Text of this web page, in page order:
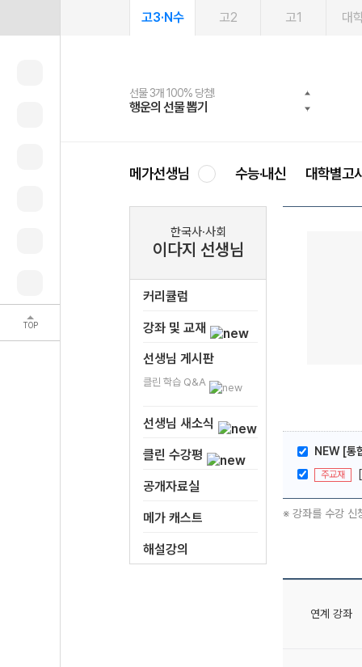
TOP
고3·N수 고2 고1 대
선물 3개 100% 당첨!
행운의 선물 뽑기
선물 100% 증정!
메가스터디 X 올리브
여름방학 스터디 캐시백
메가런 썸머스쿨
2027 러셀 단과
강사 공개선발
스마트러닝앱
설문 EVENT
메가패스
3일 무료 체험권
메가패스 수강생 무료혜택!
메가클럽 멤버십
사회공헌 캠페인
희망이룸 메가나눔
메가선생님 수능·내신 대학별고
한국사·사회
이다지 선생님
커리큘럼
강좌 및 교재
선생님 게시판
클린 학습 Q&A
선생님 새소식
클린 수강평
공개자료실
메가 캐스트
해설강의
NEW [통
주교재
※ 강좌를 수강 신
연계 강좌